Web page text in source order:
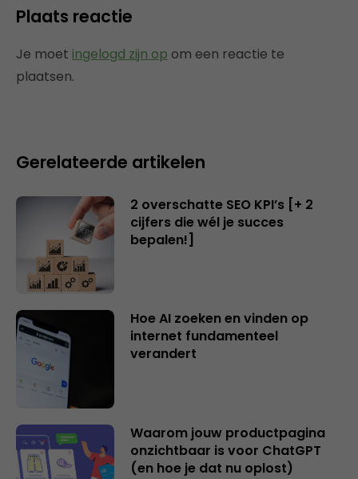
Plaats reactie
Je moet ingelogd zijn op om een reactie te
plaatsen.
Gerelateerde artikelen
2 overschatte SEO KPI’s [+ 2
cijfers die wél je succes
bepalen!]
Hoe AI zoeken en vinden op
internet fundamenteel
verandert
Waarom jouw productpagina
onzichtbaar is voor ChatGPT
(en hoe je dat nu oplost)